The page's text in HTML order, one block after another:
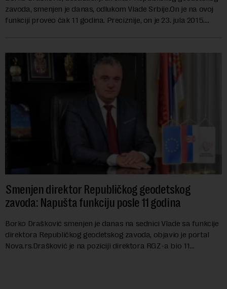
zavoda, smenjen je danas, odlukom Vlade Srbije.On je na ovoj
funkciji proveo čak 11 godina. Preciznije, on je 23. jula 2015.
Smenjen direktor Republičkog geodetskog
zavoda: Napušta funkciju posle 11 godina
Borko Drašković smenjen je danas na sednici Vlade sa funkcije
direktora Republičkog geodetskog zavoda, objavio je portal
Nova.rs.Drašković je na poziciji direktora RGZ-a bio 11